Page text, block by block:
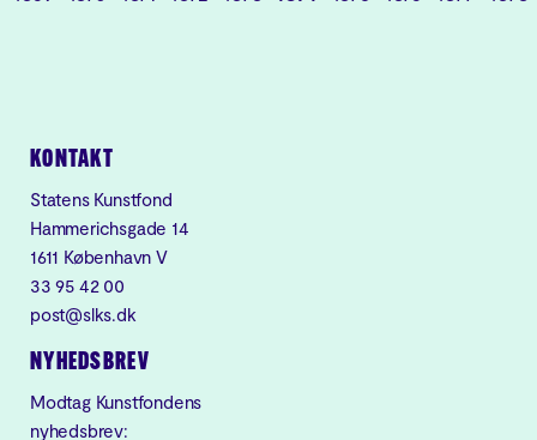
KONTAKT
Statens Kunstfond
Hammerichsgade 14
1611 København V
33 95 42 00
post@slks.dk
NYHEDSBREV
Modtag Kunstfondens
nyhedsbrev: